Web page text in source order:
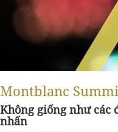
Montblanc
Không giống như các
nhấn